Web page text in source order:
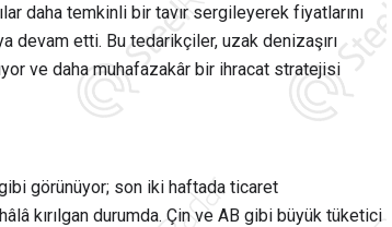
daha temkinli bir tavır sergileyerek fiyatlarını
etti. Bu tedarikçiler, uzak denizaşırı
ve daha muhafazakâr bir ihracat stratejisi
görünüyor; son iki haftada ticaret
kırılgan durumda. Çin ve AB gibi büyük tüketici